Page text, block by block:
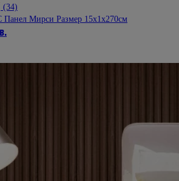
(34)
Панел Мирси Размер 15х1х270см